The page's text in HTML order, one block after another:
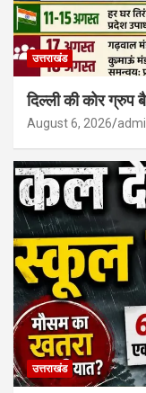
उत्तराखंड
दिल्ली की कोर
August 6, 2026
उत्तराखंड